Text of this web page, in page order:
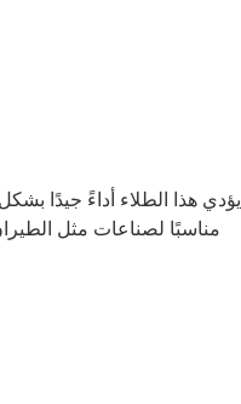
يؤدي هذا الطلاء أداءً جيدًا
مناسبًا لصناعات مثل